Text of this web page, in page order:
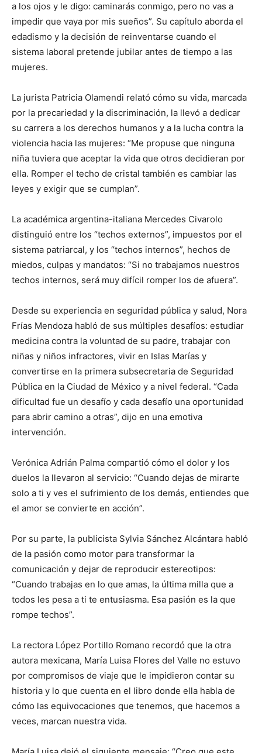
a los ojos y le digo: caminarás conmigo, pero no vas a
impedir que vaya por mis sueños”. Su capítulo aborda el
edadismo y la decisión de reinventarse cuando el
sistema laboral pretende jubilar antes de tiempo a las
mujeres.
La jurista Patricia Olamendi relató cómo su vida, marcada
por la precariedad y la discriminación, la llevó a dedicar
su carrera a los derechos humanos y a la lucha contra la
violencia hacia las mujeres: “Me propuse que ninguna
niña tuviera que aceptar la vida que otros decidieran por
ella. Romper el techo de cristal también es cambiar las
leyes y exigir que se cumplan”.
La académica argentina-italiana Mercedes Civarolo
distinguió entre los “techos externos”, impuestos por el
sistema patriarcal, y los “techos internos”, hechos de
miedos, culpas y mandatos: “Si no trabajamos nuestros
techos internos, será muy difícil romper los de afuera”.
Desde su experiencia en seguridad pública y salud, Nora
Frías Mendoza habló de sus múltiples desafíos: estudiar
medicina contra la voluntad de su padre, trabajar con
niñas y niños infractores, vivir en Islas Marías y
convertirse en la primera subsecretaria de Seguridad
Pública en la Ciudad de México y a nivel federal. “Cada
dificultad fue un desafío y cada desafío una oportunidad
para abrir camino a otras”, dijo en una emotiva
intervención.
Verónica Adrián Palma compartió cómo el dolor y los
duelos la llevaron al servicio: “Cuando dejas de mirarte
solo a ti y ves el sufrimiento de los demás, entiendes que
el amor se convierte en acción”.
Por su parte, la publicista Sylvia Sánchez Alcántara habló
de la pasión como motor para transformar la
comunicación y dejar de reproducir estereotipos:
“Cuando trabajas en lo que amas, la última milla que a
todos les pesa a ti te entusiasma. Esa pasión es la que
rompe techos”.
La rectora López Portillo Romano recordó que la otra
autora mexicana, María Luisa Flores del Valle no estuvo
por compromisos de viaje que le impidieron contar su
historia y lo que cuenta en el libro donde ella habla de
cómo las equivocaciones que tenemos, que hacemos a
veces, marcan nuestra vida.